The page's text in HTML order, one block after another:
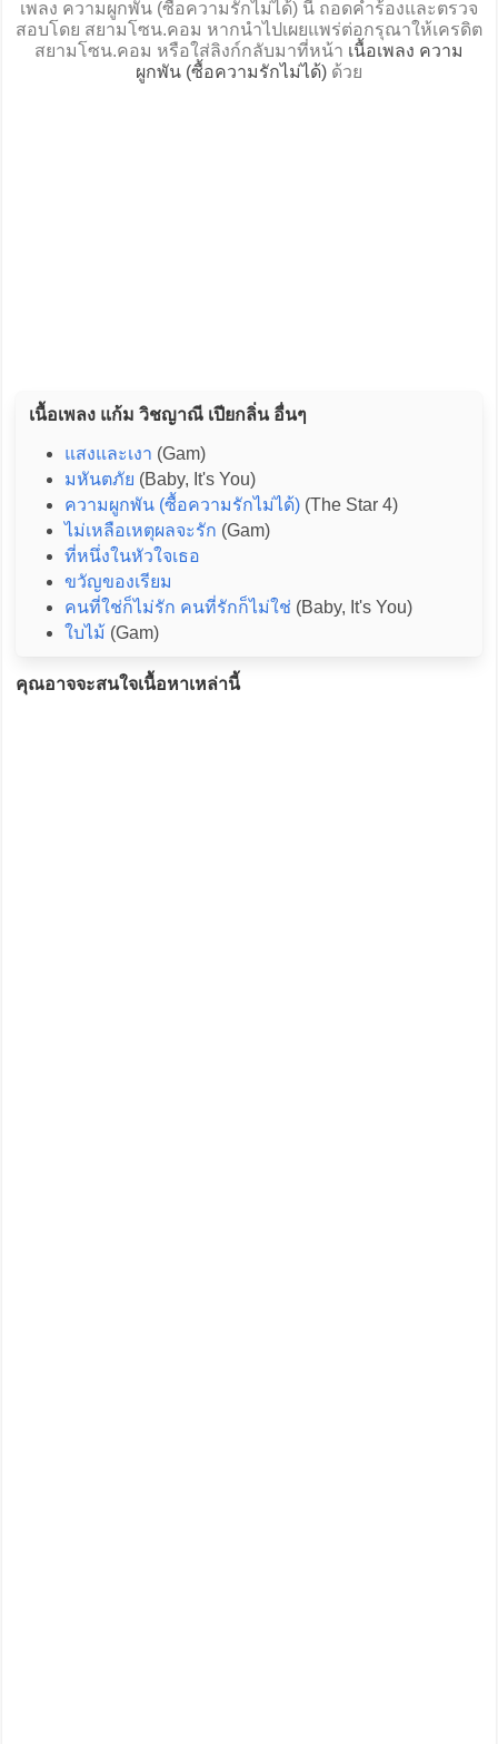
เพลง ความผูกพัน (ซื้อความรักไม่ได้) นี้ ถอดคำร้องและตรวจ
สอบโดย สยามโซน.คอม หากนำไปเผยแพร่ต่อกรุณาให้เครดิต
สยามโซน.คอม หรือใส่ลิงก์กลับมาที่หน้า เนื้อเพลง ความ
ผูกพัน (ซื้อความรักไม่ได้) ด้วย
เนื้อเพลง แก้ม วิชญาณี เปียกลิ่น อื่นๆ
แสงและเงา (Gam)
มหันตภัย (Baby, It's You)
ความผูกพัน (ซื้อความรักไม่ได้)(The Star 4)
ไม่เหลือเหตุผลจะรัก (Gam)
ที่หนึ่งในหัวใจเธอ
ขวัญของเรียม
คนที่ใช่ก็ไม่รัก คนที่รักก็ไม่ใช่ (Baby, It's You)
ใบไม้ (Gam)
คุณอาจจะสนใจเนื้อหาเหล่านี้